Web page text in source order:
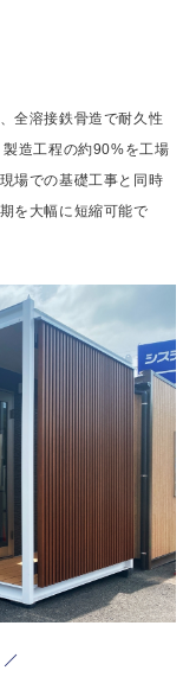
全溶接鉄骨造で耐久性
造工程の約90%を工場
場での基礎工事と同時
を大幅に短縮可能で